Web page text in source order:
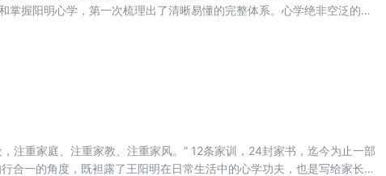
掌握阳明心学，第一次梳理出了清晰易懂的完整体系。心学绝非空泛的理
注重家庭、注重家教、注重家风。” 12条家训，24封家书，迄今为止一部
合一的角度，既袒露了王阳明在日常生活中的心学功夫，也是写给家长们